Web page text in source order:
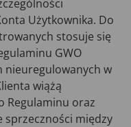
Użytkownika. Do
stosuje się
GWO
nieuregulowanych w
wiążą
Regulaminu oraz
sprzeczności między